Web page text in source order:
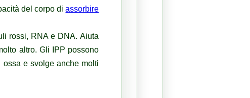
del corpo diassorbire
rossi, RNA e DNA.Aiuta
altro. Gli IPP possono
ossa e svolge anche molti